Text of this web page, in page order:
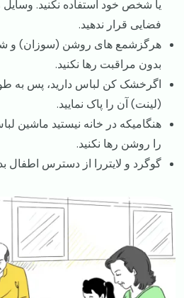
یا شخص خود استفاده نکنید. وسایل
فضایی قرار ندهید.
هرگزشمع های روشن (سوزان) و
بدون مراقبت رها نکنید.
اگرخشک کن لباس دارید، پس به
(لینت) آن را پاک نمایید.
هنگامیکه در خانه نیستید
را روشن رها نکنید.
گوگرد و لایتررا از دسترس اطفال
Image